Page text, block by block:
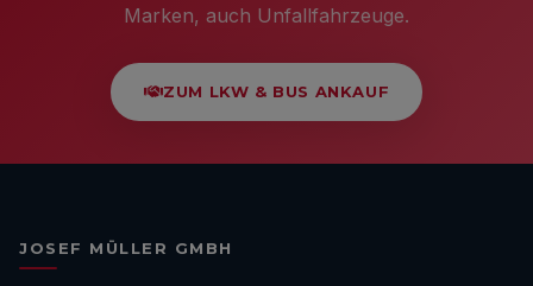
Marken, auch Unfallfahrzeuge.
ZUM LKW & BUS ANKAUF
JOSEF MÜLLER GMBH